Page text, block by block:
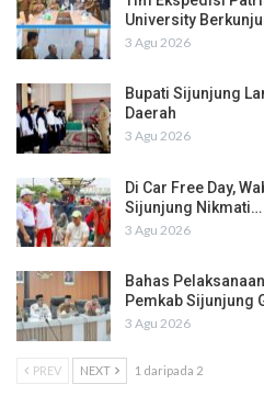
University
3 Agu 2026
Bupati Sijunjung
Daerah
3 Agu 2026
Di Car Free Day,
Sijunjung Nikmati…
3 Agu 2026
Bahas
Pemkab Sijunjung
3 Agu 2026
PREV NEXT 1 daripada 2